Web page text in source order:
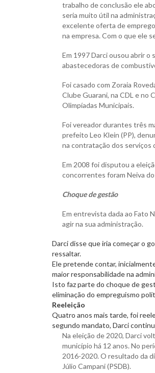
trabalho de conclusão ele
seria muito útil na
excelente oferta de
na empresa. Com o que ele
Em 1997 Darci ousou abrir o
abastecedoras de
Foi casado com Zoraia
Clube Guarani, na CDL e no
Olimpíadas Municipais.
Foi vereador durantes três
prefeito Leo Klein (PP),
na contratação dos serviços
Em 2008 foi disputou a
concorrentes foram Neiva
Choque de gestão
Em entrevista dada ao Fato
agir na sua administração.
Darci disse que iria começar o
ressaltar.
Ele pretende contar,
maior responsabilidade na
Isto faz parte do choque de
eliminação do empreguismo
Reeleição
Quatro anos mais tarde, foi
segundo mandato, Darci
Na eleição de 2020, Darci
município há 12 anos. No
2016-2020. O resultado da
Júlio Campani (PSDB).